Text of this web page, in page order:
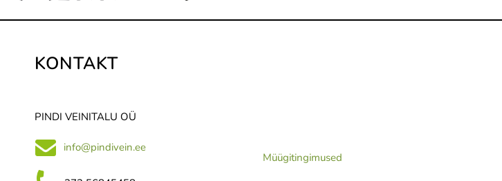
KONTAKT
PINDI VEINITALU OÜ
info@pindivein.ee
Müügitingimused